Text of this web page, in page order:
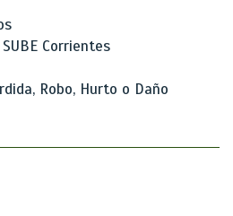
Corrientes
Robo, Hurto o Daño